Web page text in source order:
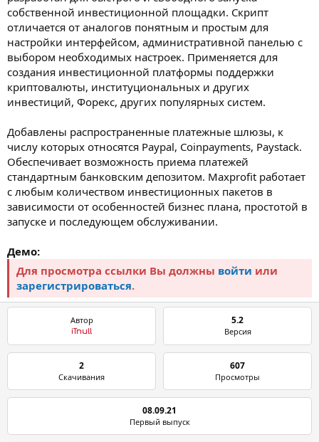
собственной инвестиционной площадки. Скрипт
отличается от аналогов понятным и простым для
настройки интерфейсом, административной панелью с
выбором необходимых настроек. Применяется для
создания инвестиционной платформы поддержки
криптовалюты, институциональных и других
инвестиций, Форекс, других популярных систем.
Добавлены распространенные платежные шлюзы, к
числу которых относятся Paypal, Coinpayments, Paystack.
Обеспечивает возможность приема платежей
стандартным банковским депозитом. Maxprofit работает
с любым количеством инвестиционных пакетов в
зависимости от особенностей бизнес плана, простотой в
запуске и последующем обслуживании.
Демо:
Для просмотра ссылки Вы должны войти или
зарегистрироваться.
Автор
iTnull
5.2
Версия
2
Скачивания
607
Просмотры
08.09.21
Первый выпуск